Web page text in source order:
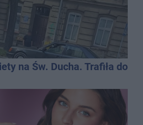
na Św. Ducha. Trafiła do